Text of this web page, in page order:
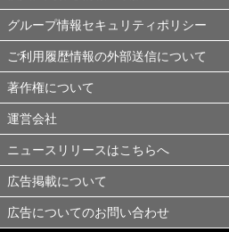
グループ情報セキュリティポリシー
ご利用履歴情報の外部送信について
著作権について
運営会社
ニュースリリースはこちらへ
広告掲載について
広告についてのお問い合わせ